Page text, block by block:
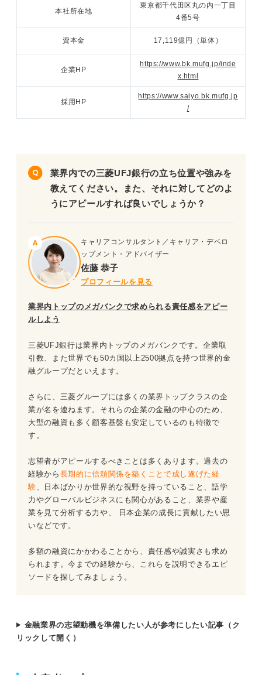
本社所在地
東京都千代田区丸の内一丁目
4番5号
資本金 17,119億円（単体）
企業HP
https://www.bk.mufg.jp/inde
x.html
採用HP
https://www.saiyo.bk.mufg.jp
/
業界内での三菱UFJ銀行の立ち位置や強みを
教えてください。また、それに対してどのよ
うにアピールすれば良いでしょうか？
キャリアコンサルタント／キャリア・デベロ
ップメント・アドバイザー
佐藤 恭子
プロフィールを見る
業界内トップのメガバンクで求められる責任感をアピー
ルしよう
三菱UFJ銀行は業界内トップのメガバンクです。企業取
引数、また世界でも50カ国以上2500拠点を持つ世界的金
融グループだといえます。
さらに、三菱グループには多くの業界トップクラスの企
業が名を連ねます。それらの企業の金融の中心のため、
大型の融資も多く顧客基盤も安定しているのも特徴で
す。
志望者がアピールするべきことは多くあります。過去の
経験から 長期的に信頼関係を築くことで成し遂げた経
験 、日本ばかりか世界的な視野を持っていること、語学
力やグローバルビジネスにも関心があること、業界や産
業を見て分析する力や、 日本企業の成長に貢献したい思
いなどです。
多額の融資にかかわることから、責任感や誠実さも求め
られます。今までの経験から、これらを説明できるエピ
ソードを探してみましょう。
金融業界の志望動機を準備したい人が参考にしたい記事（ク
リックして開く）
【内定者に聞く】Webテストの得点率
【内定者に聞く】インターン選考のグループ面接
三菱UFJ銀行の本選考対策
【内定者の実回答あり】本選考ESの質問と回答
三菱UFJ銀行の面接対策
一次面接
二次面接
内定者が考える「勝因」
②論理的思考力のアピール
③「育ち」や真面目さのアピール